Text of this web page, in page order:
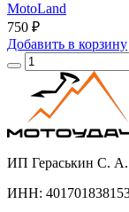
MotoLand
750 ₽
Добавить в корзину
ИП Гераськин С. А.
ИНН: